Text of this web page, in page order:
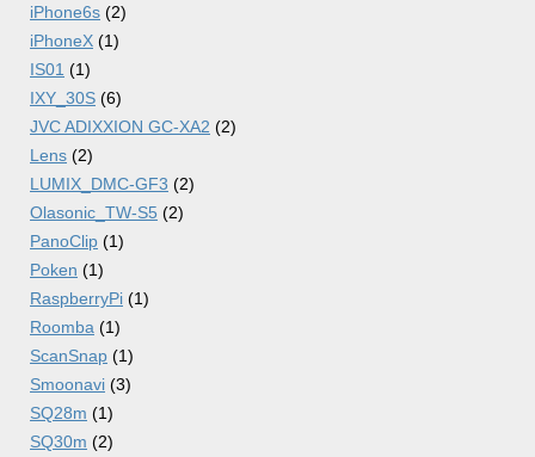
iPhone6s (2)
iPhoneX (1)
IS01 (1)
IXY_30S (6)
JVC ADIXXION GC-XA2 (2)
Lens (2)
LUMIX_DMC-GF3 (2)
Olasonic_TW-S5 (2)
PanoClip (1)
Poken (1)
RaspberryPi (1)
Roomba (1)
ScanSnap (1)
Smoonavi (3)
SQ28m (1)
SQ30m (2)